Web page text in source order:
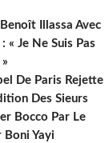
Illassa Avec
« Je Ne Suis Pas
De Paris Rejette
Des Sieurs
Bocco Par Le
Yayi